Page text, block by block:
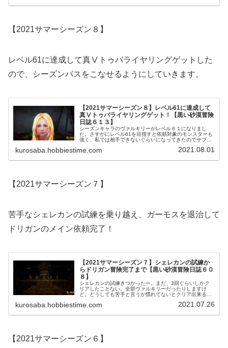
【2021サマーシーズン８】
レベル61に達成して真Ⅴトゥバライヤリングゲットした
ので、シーズンパスをこなせるようにしていきます。
【2021サマーシーズン８】レベル61に達成して
真Ⅴトゥバライヤリングゲット！【黒い砂漠冒険
日誌６１３】
シーズンキャラのヴァルキリーがレベル６１になりまし
た。さすがにレベル61を目指すと依頼対象のモンスターも
強く、私では相手できないぐらいになってきたのでサブ依
Ⅴトゥバライヤリングがもらえるの張り切っていきます
kurosaba.hobbiestime.com 2021.08.01
【2021サマーシーズン７】
苦手なシェレカンの試練を乗り越え、ガーモスを退治して
ドリガンのメイン依頼完了！
【2021サマーシーズン７】シェレカンの試練か
らドリガン冒険完了まで【黒い砂漠冒険日誌６０
８】
シェレカンの試練きつかったー。まだ、3回ぐらいしかク
リアしたことない。全部ヴァルキリーだったりしますけ
ど。どうしても苦手と言うか慣れてないとクリア出来る気
らくは試練は受けたくないｗ
kurosaba.hobbiestime.com 2021.07.26
【2021サマーシーズン６】